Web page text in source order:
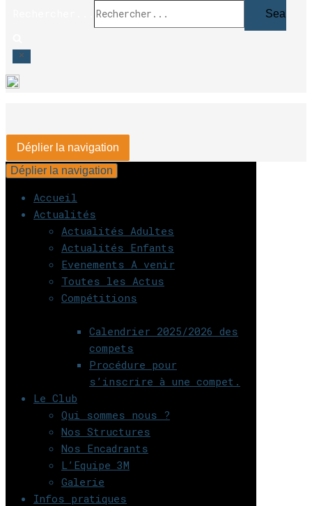
Déplier la navigation
Déplier la navigation
Accueil
Actualités
Actualités Adultes
Actualités Enfants
Evenements A venir
Toutes les Actus
Compétitions
Calendrier 2025/2026 des
compets
Procédure pour
s’inscrire à une compet.
Le Club
Qui sommes nous ?
Nos Structures
Nos Encadrants
L’Equipe 3M
Galerie
Infos pratiques